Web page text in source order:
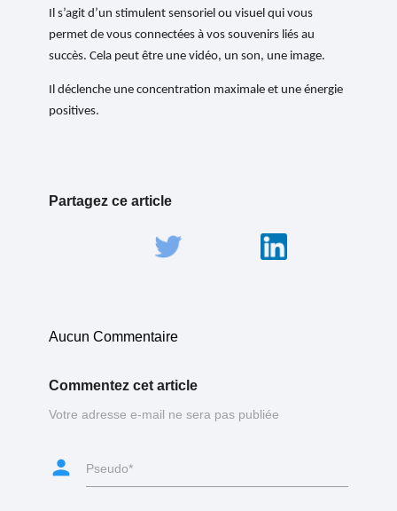
Il s’agit d’un stimulent sensoriel ou visuel qui vous
permet de vous connectées à vos souvenirs liés au
succès. Cela peut être une vidéo, un son, une image.
Il déclenche une concentration maximale et une énergie
positives.
Partagez ce article
Aucun Commentaire
Commentez cet article
Votre adresse e-mail ne sera pas publiée
person Pseudo*